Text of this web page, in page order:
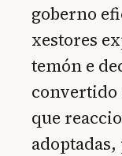
goberno
xestores
temón e
convertido
que